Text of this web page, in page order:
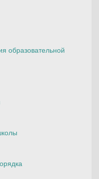
образовательной